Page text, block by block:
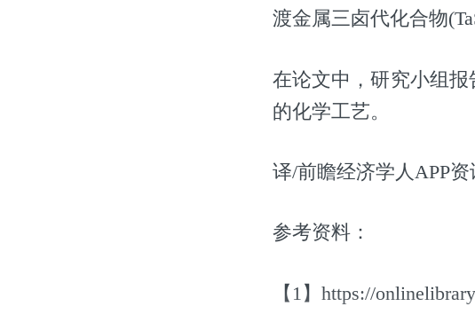
渡金属三卤代化合物
在论文中，研究小组
的化学工艺。
译/前瞻经济学人APP资
参考资料：
【1】https://